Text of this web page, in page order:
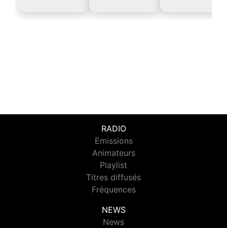
RADIO
Emissions
Animateurs
Playlist
Titres diffusés
Fréquences
NEWS
News